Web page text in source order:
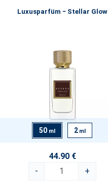
Luxusparfüm − Stellar Glow
50 ml 2 ml
44.90 €
-
+